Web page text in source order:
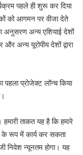
पहले ही शुरू कर दिया
को आगमन पर वीजा देते
अन्य एशियाई देशों
अन्य यूरोपीय देशों द्वारा
प्रोजेक्ट लॉन्च किया
ताकत यह है कि हमारे
के रूप में कार्य कर सकता
निवेश न्यूनतम होगा। यह